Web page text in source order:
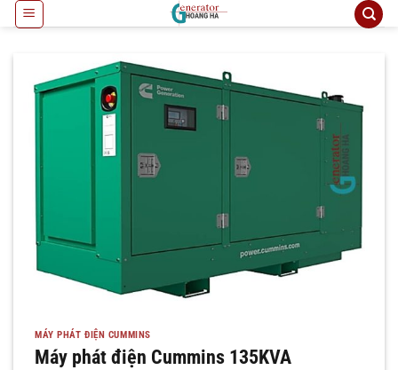
qua
MÁY PHÁT ĐIỆN CUMMINS
Máy phát điện Cummins 135KVA